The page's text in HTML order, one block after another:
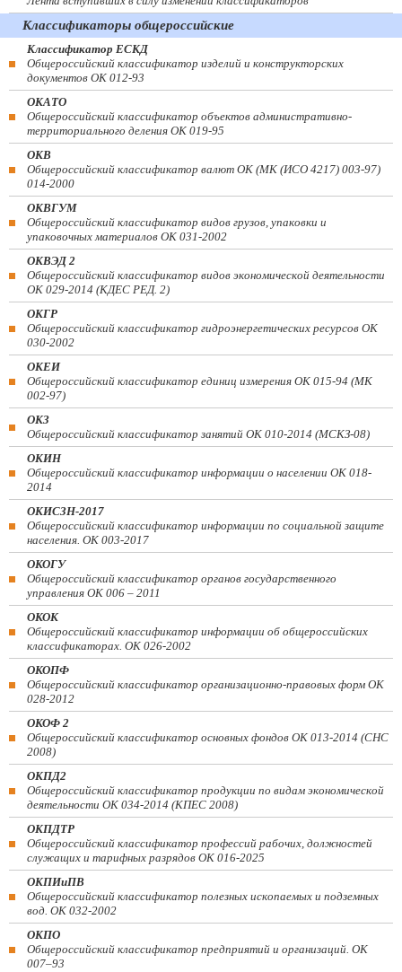
Классификаторы общероссийские
Классификатор ЕСКД
Общероссийский классификатор изделий и конструкторских
документов ОК 012-93
ОКАТО
Общероссийский классификатор объектов административно-
территориального деления ОК 019-95
ОКВ
Общероссийский классификатор валют ОК (МК (ИСО 4217) 003-97)
014-2000
ОКВГУМ
Общероссийский классификатор видов грузов, упаковки и
упаковочных материалов ОК 031-2002
ОКВЭД 2
Общероссийский классификатор видов экономической деятельности
ОК 029-2014 (КДЕС РЕД. 2)
ОКГР
Общероссийский классификатор гидроэнергетических ресурсов ОК
030-2002
ОКЕИ
Общероссийский классификатор единиц измерения ОК 015-94 (МК
002-97)
ОКЗ
Общероссийский классификатор занятий ОК 010-2014 (МСКЗ-08)
ОКИН
Общероссийский классификатор информации о населении ОК 018-
2014
ОКИСЗН-2017
Общероссийский классификатор информации по социальной защите
населения. ОК 003-2017
ОКОГУ
Общероссийский классификатор органов государственного
управления ОК 006 – 2011
ОКОК
Общероссийский классификатор информации об общероссийских
классификаторах. ОК 026-2002
ОКОПФ
Общероссийский классификатор организационно-правовых форм ОК
028-2012
ОКОФ 2
Общероссийский классификатор основных фондов ОК 013-2014 (СНС
2008)
ОКПД2
Общероссийский классификатор продукции по видам экономической
деятельности ОК 034-2014 (КПЕС 2008)
ОКПДТР
Общероссийский классификатор профессий рабочих, должностей
служащих и тарифных разрядов ОК 016-2025
ОКПИиПВ
Общероссийский классификатор полезных ископаемых и подземных
вод. ОК 032-2002
ОКПО
Общероссийский классификатор предприятий и организаций. ОК
007–93